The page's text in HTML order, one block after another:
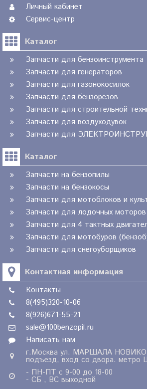
Личный кабинет
Сервис-центр
Каталог
Запчасти для бензоинструмента
Запчасти для генераторов
Запчасти для газонокосилок
Запчасти для бензорезов
Запчасти для строительной
Запчасти для воздуходувок
Запчасти для
Каталог
Запчасти на бензопилы
Запчасти на бензокосы
Запчасти для мотоблоков и
Запчасти для лодочных моторов
Запчасти для 4 тактных
Запчасти для мотобуров
Запчасти для снегоуборщиков
Контактная информация
Контакты
8(495)320-10-06
8(926)671-55-21
sale@100benzopil.ru
Написать нам
г.Москва ул. МАРШАЛА
подъезд, вход со двора. метро
- ПН-ПТ с 9-00 до 18-00
- СБ , ВС выходной